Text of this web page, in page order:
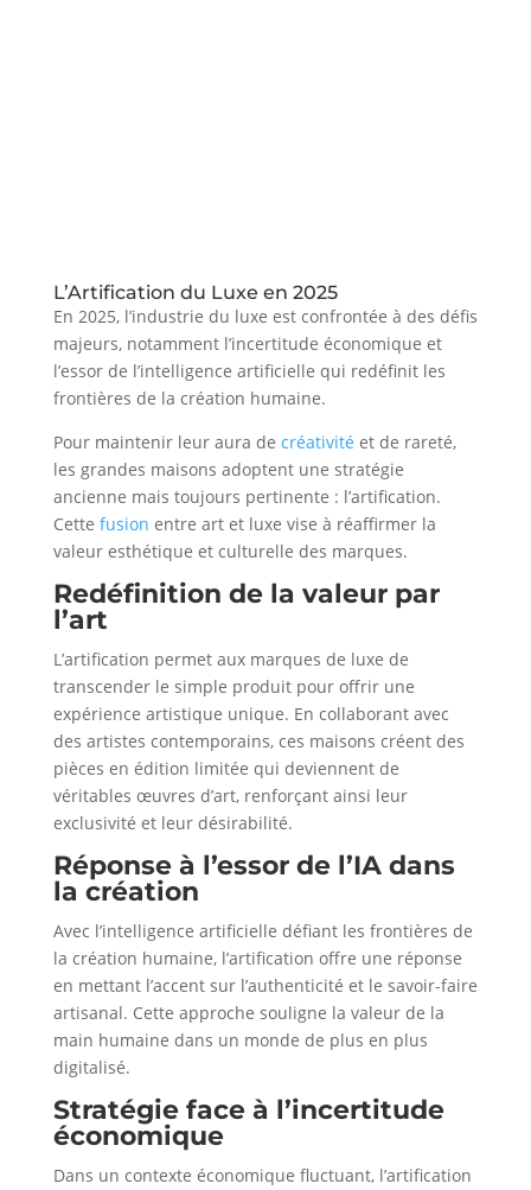
L’Artification du Luxe en 2025
En 2025, l’industrie du luxe est confrontée à des défis
majeurs, notamment l’incertitude économique et
l’essor de l’intelligence artificielle qui redéfinit les
frontières de la création humaine.
Pour maintenir leur aura de créativité et de rareté,
les grandes maisons adoptent une stratégie
ancienne mais toujours pertinente : l’artification.
Cette fusion entre art et luxe vise à réaffirmer la
valeur esthétique et culturelle des marques.
Redéfinition de la valeur par
l’art
L’artification permet aux marques de luxe de
transcender le simple produit pour offrir une
expérience artistique unique. En collaborant avec
des artistes contemporains, ces maisons créent des
pièces en édition limitée qui deviennent de
véritables œuvres d’art, renforçant ainsi leur
exclusivité et leur désirabilité.
Réponse à l’essor de l’IA dans
la création
Avec l’intelligence artificielle défiant les frontières de
la création humaine, l’artification offre une réponse
en mettant l’accent sur l’authenticité et le savoir-faire
artisanal. Cette approche souligne la valeur de la
main humaine dans un monde de plus en plus
digitalisé.
Stratégie face à l’incertitude
économique
Dans un contexte économique fluctuant, l’artification